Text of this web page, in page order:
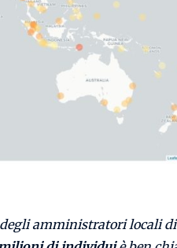
amministratori locali di